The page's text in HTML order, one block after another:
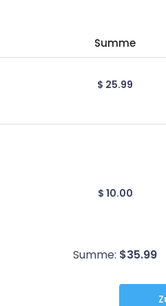
Summe
$ 25.99
$ 10.00
Summe: $35.99